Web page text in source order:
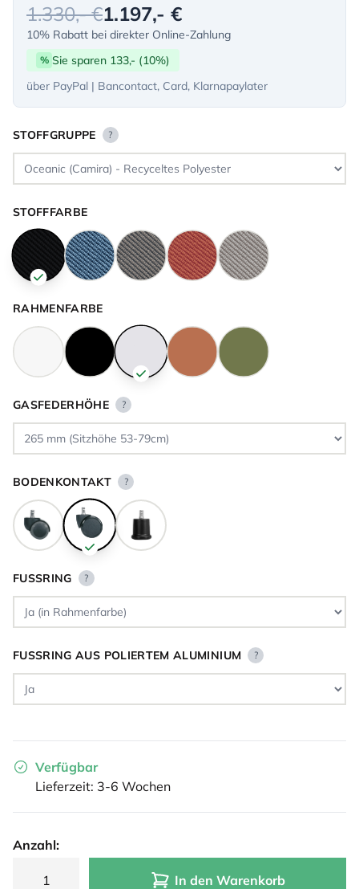
1.330,- €1.197,- €
10% Rabatt bei direkter Online-Zahlung
% Sie sparen 133,- (10%)
über PayPal | Bancontact, Card, Klarnapaylater
STOFFGRUPPE ?
STOFFFARBE
RAHMENFARBE
GASFEDERHÖHE ?
BODENKONTAKT ?
FUSSRING ?
FUSSRING AUS POLIERTEM ALUMINIUM ?
Verfügbar
Lieferzeit: 3-6 Wochen
Anzahl:
In den Warenkorb